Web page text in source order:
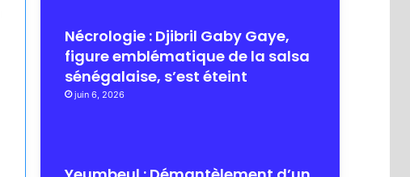
Nécrologie : Djibril Gaby Gaye,
figure emblématique de la salsa
sénégalaise, s’est éteint
juin 6, 2026